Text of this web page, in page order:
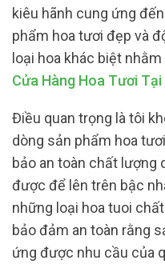
kiêu hãnh cung ứng
phẩm hoa tươi đẹp và
loại hoa khác biệt
Cửa Hàng Hoa Tươi
Điều quan trọng là tôi
dòng sản phẩm hoa
bảo an toàn chất lượng
được để lên trên bậc
những loại hoa tuoi
bảo đảm an toàn rằng
ứng được nhu cầu của